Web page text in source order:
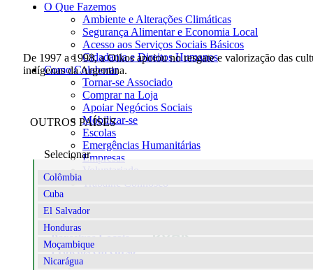
O Que Fazemos
Ambiente e Alterações Climáticas
Segurança Alimentar e Economia Local
Acesso aos Serviços Sociais Básicos
Cidadania e Direitos Humanos
Como Colaborar
Tornar-se Associado
Comprar na Loja
Apoiar Negócios Sociais
Mobilizar-se
Escolas
Emergências Humanitárias
Empresas
Voluntariado
De 1997 a 1998, a Oikos apoiou no resgate e valorização das
indígenas da Argentina.
OUTROS PAÍSES
Selecionar
Colômbia
Cuba
El Salvador
Honduras
Moçambique
Nicarágua
ARGENTINA
No país desde:
Parceiros Locais
Projetos em curso
Projetos concluídos